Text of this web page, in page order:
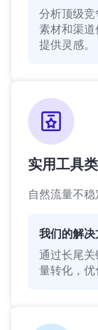
分析顶级
素材和渠
提供灵感。
实用工具
自然流量不
我们的解决
通过长尾
量转化，优